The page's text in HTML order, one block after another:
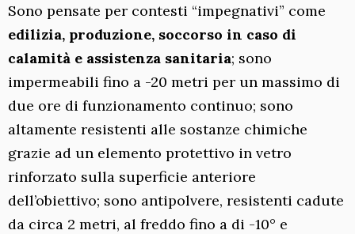
Sono pensate per contesti “impegnativi” come
edilizia, produzione, soccorso in caso di
calamità e assistenza sanitaria; sono
impermeabili fino a -20 metri per un massimo di
due ore di funzionamento continuo; sono
altamente resistenti alle sostanze chimiche
grazie ad un elemento protettivo in vetro
rinforzato sulla superficie anteriore
dell’obiettivo; sono antipolvere, resistenti cadute
da circa 2 metri, al freddo fino a di -10° e